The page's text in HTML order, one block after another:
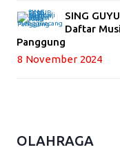
SING
Daftar
Panggung
8 November 2024
OLAHRAGA